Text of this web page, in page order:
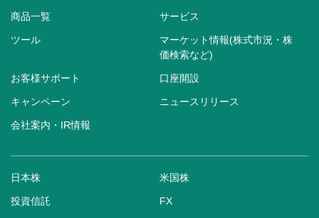
商品一覧 サービス
ツール
マーケット情報(株式市況・株
価検索など)
お客様サポート 口座開設
キャンペーン ニュースリリース
会社案内・IR情報
日本株 米国株
投資信託 FX